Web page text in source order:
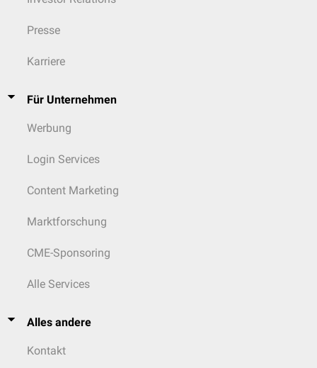
Presse
Karriere
Für Unternehmen
Werbung
Login Services
Content Marketing
Marktforschung
CME-Sponsoring
Alle Services
Alles andere
Kontakt